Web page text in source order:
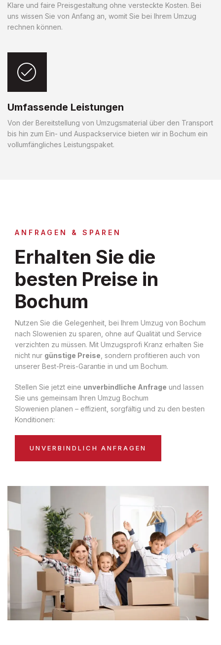
Klare und faire Preisgestaltung ohne versteckte Kosten. Bei
uns wissen Sie von Anfang an, womit Sie bei Ihrem Umzug
rechnen können.
Umfassende Leistungen
Von der Bereitstellung von Umzugsmaterial über den Transport
bis hin zum Ein- und Auspackservice bieten wir in Bochum ein
vollumfängliches Leistungspaket.
ANFRAGEN & SPAREN
Erhalten Sie die
besten Preise in
Bochum
Nutzen Sie die Gelegenheit, bei Ihrem Umzug von Bochum
nach Slowenien zu sparen, ohne auf Qualität und Service
verzichten zu müssen. Mit Umzugsprofi Kranz erhalten Sie
nicht nur günstige Preise , sondern profitieren auch von
unserer Best-Preis-Garantie in und um Bochum.
Stellen Sie jetzt eine unverbindliche Anfrage und lassen
Sie uns gemeinsam Ihren Umzug Bochum
Slowenien planen – effizient, sorgfältig und zu den besten
Konditionen:
UNVERBINDLICH ANFRAGEN